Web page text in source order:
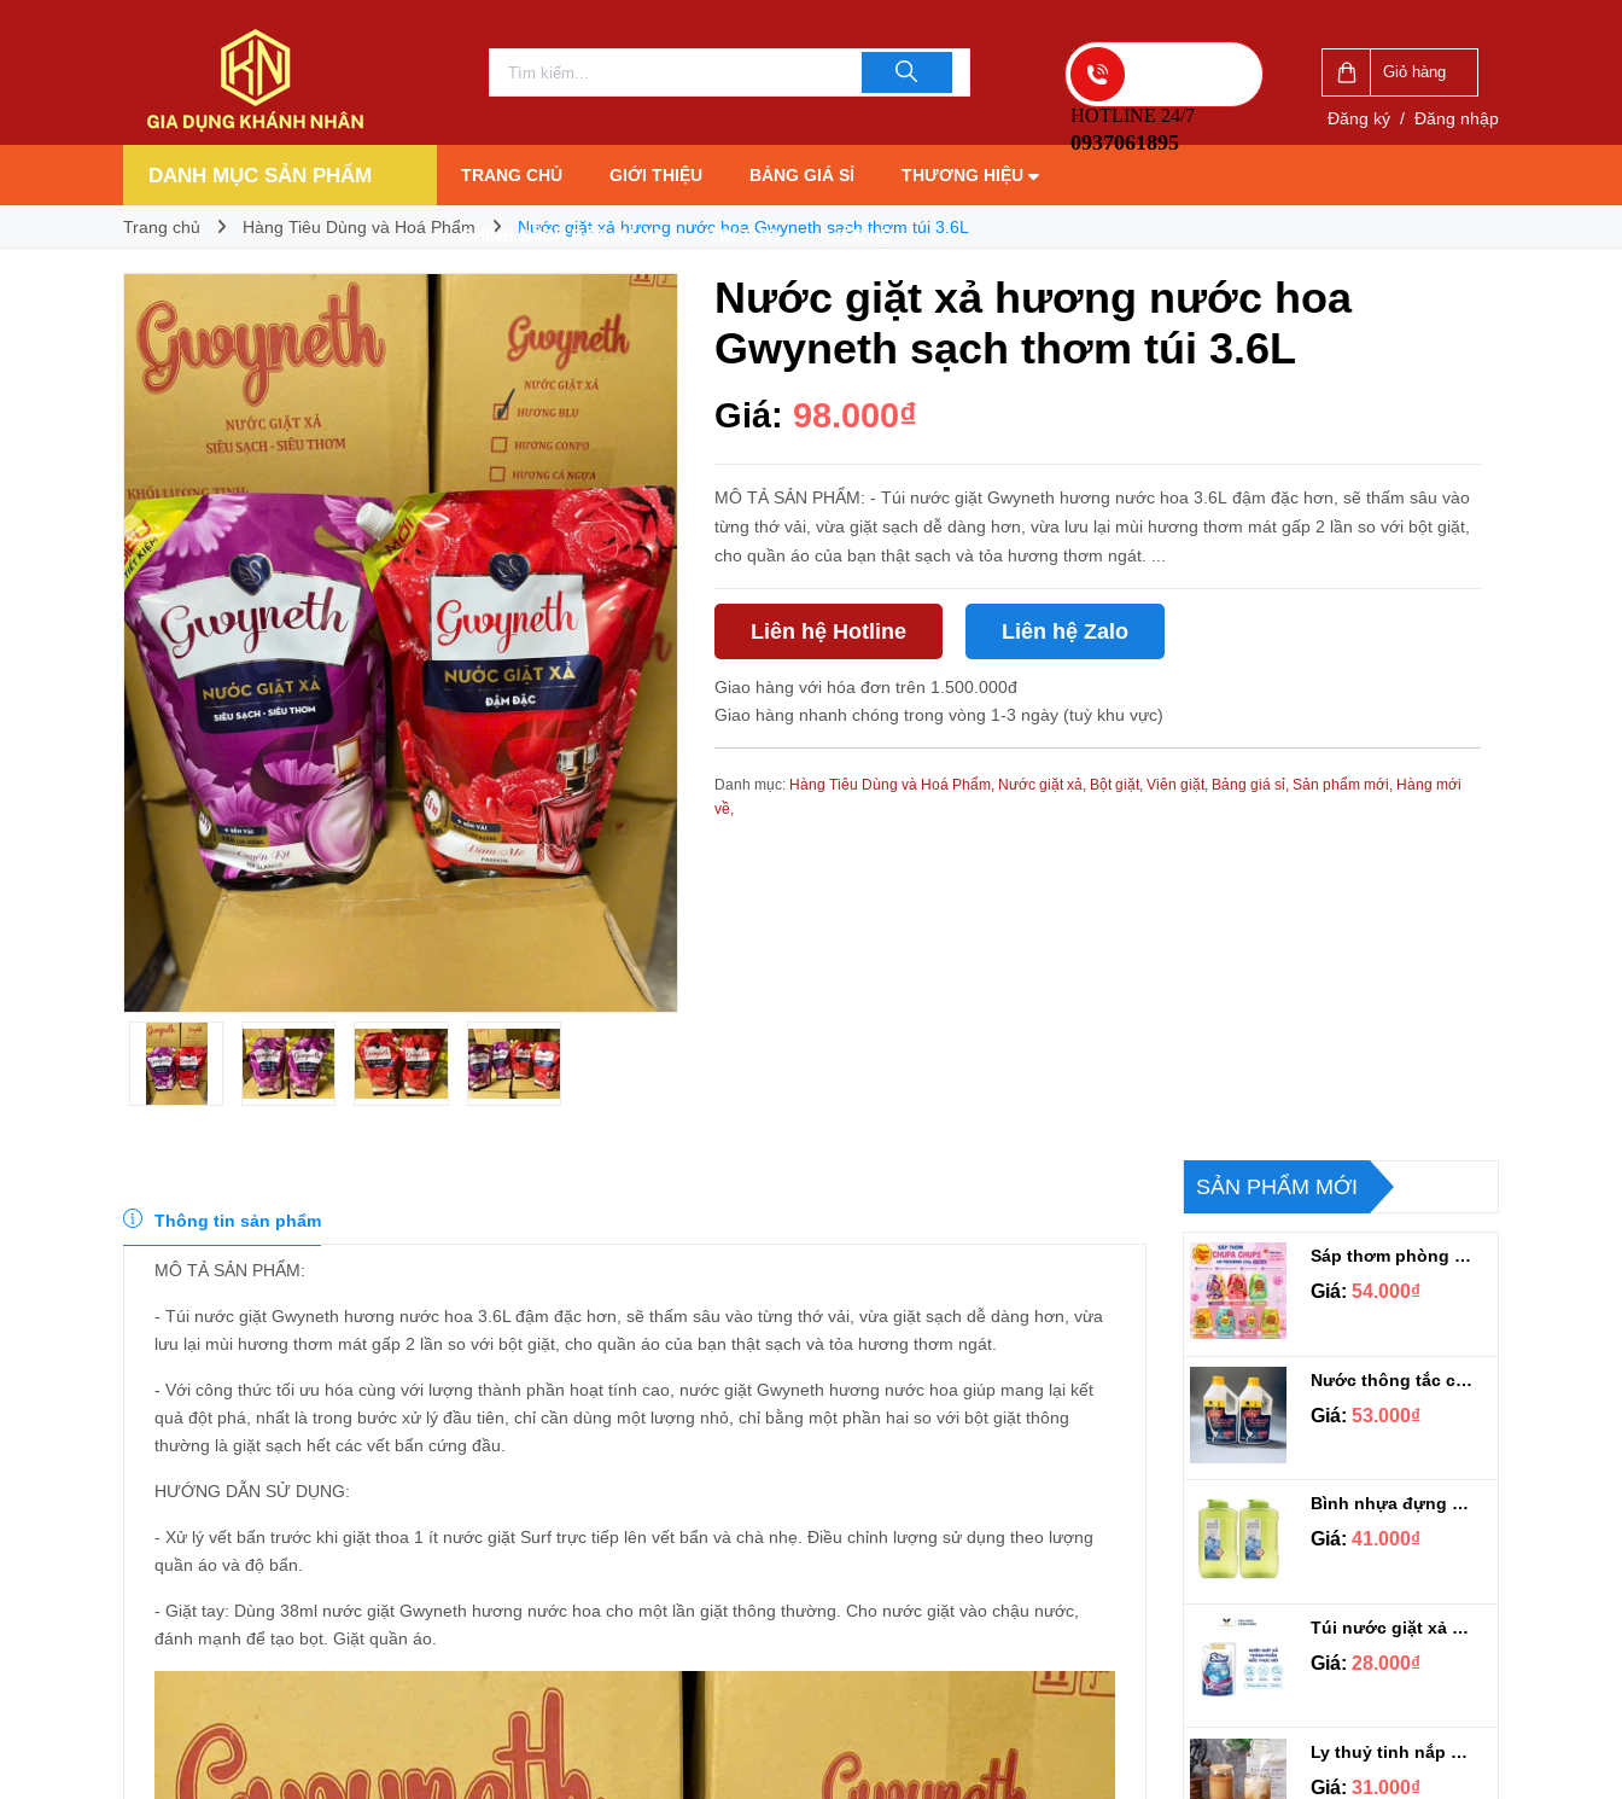
HOTLINE 24/7
0937061895
Giỏ hàng
Đăng ký / Đăng nhập
DANH MỤC SẢN PHẨM TRANG CHỦ GIỚI THIỆU BẢNG GIÁ SỈ THƯƠNG HIỆU
CHÍNH SÁCH BẢO HÀNH TIN TỨC LIÊN HỆ
Trang chủ Hàng Tiêu Dùng và Hoá Phẩm Nước giặt xả hương nước hoa Gwyneth sạch thơm túi 3.6L
Nước giặt xả hương nước hoa
Gwyneth sạch thơm túi 3.6L
Giá: 98.000₫
MÔ TẢ SẢN PHẨM: - Túi nước giặt Gwyneth hương nước hoa 3.6L đậm đặc hơn, sẽ thấm sâu vào
từng thớ vải, vừa giặt sạch dễ dàng hơn, vừa lưu lại mùi hương thơm mát gấp 2 lần so với bột giặt,
cho quần áo của bạn thật sạch và tỏa hương thơm ngát. ...
Liên hệ Hotline Liên hệ Zalo
Giao hàng với hóa đơn trên 1.500.000đ
Giao hàng nhanh chóng trong vòng 1-3 ngày (tuỳ khu vực)
Danh mục: Hàng Tiêu Dùng và Hoá Phẩm, Nước giặt xả, Bột giặt, Viên giặt, Bảng giá sỉ, Sản phẩm mới, Hàng mới
về,
Giá bán: 98.000₫ 0937061895 0937061895
Thông tin sản phẩm
MÔ TẢ SẢN PHẨM:
- Túi nước giặt Gwyneth hương nước hoa 3.6L đậm đặc hơn, sẽ thấm sâu vào từng thớ vải, vừa giặt sạch dễ dàng hơn, vừa
lưu lại mùi hương thơm mát gấp 2 lần so với bột giặt, cho quần áo của bạn thật sạch và tỏa hương thơm ngát.
- Với công thức tối ưu hóa cùng với lượng thành phần hoạt tính cao, nước giặt Gwyneth hương nước hoa giúp mang lại kết
quả đột phá, nhất là trong bước xử lý đầu tiên, chỉ cần dùng một lượng nhỏ, chỉ bằng một phần hai so với bột giặt thông
thường là giặt sạch hết các vết bẩn cứng đầu.
HƯỚNG DẪN SỬ DỤNG:
- Xử lý vết bẩn trước khi giặt thoa 1 ít nước giặt Surf trực tiếp lên vết bẩn và chà nhẹ. Điều chỉnh lượng sử dụng theo lượng
quần áo và độ bẩn.
- Giặt tay: Dùng 38ml nước giặt Gwyneth hương nước hoa cho một lần giặt thông thường. Cho nước giặt vào chậu nước,
đánh mạnh để tạo bọt. Giặt quần áo.
SẢN PHẨM MỚI
Sáp thơm phòng Chupa Chups Thái Lan 230g
Giá: 54.000₫
Nước thông tắc cầu cống siêu mạnh Sifa 1.4kg
Giá: 53.000₫
Bình nhựa đựng nước Aqua Lock&Lock 2.1L
Giá: 41.000₫
Túi nước giặt xả Sizen hương nước hoa 500 ml
Giá: 28.000₫
Ly thuỷ tinh nắp gỗ kèm ống hút chịu nhiệt 500ml
Giá: 31.000₫